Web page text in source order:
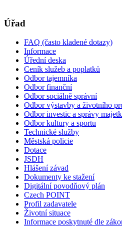
Úřad
FAQ (často kladené dotazy)
Informace
Úřední deska
Ceník služeb a poplatků
Odbor tajemníka
Odbor finanční
Odbor sociálně správní
Odbor výstavby a životního
Odbor investic a správy
Odbor kultury a sportu
Technické služby
Městská policie
Dotace
JSDH
Hlášení závad
Dokumenty ke stažení
Digitální povodňový plán
Czech POINT
Profil zadavatele
Životní situace
Informace poskytnuté dle